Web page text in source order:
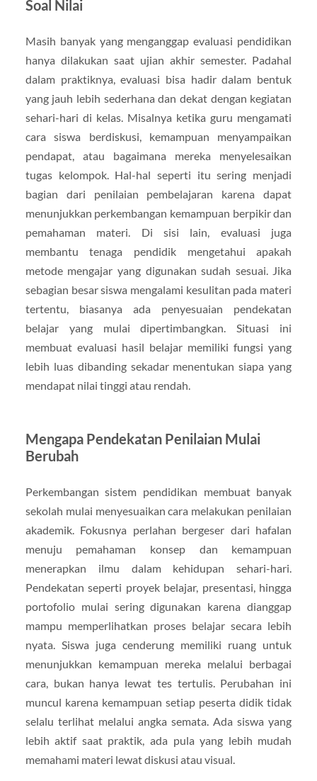
Soal Nilai
Masih banyak yang menganggap evaluasi pendidikan
hanya dilakukan saat ujian akhir semester. Padahal
dalam praktiknya, evaluasi bisa hadir dalam bentuk
yang jauh lebih sederhana dan dekat dengan kegiatan
sehari-hari di kelas. Misalnya ketika guru mengamati
cara siswa berdiskusi, kemampuan menyampaikan
pendapat, atau bagaimana mereka menyelesaikan
tugas kelompok. Hal-hal seperti itu sering menjadi
bagian dari penilaian pembelajaran karena dapat
menunjukkan perkembangan kemampuan berpikir dan
pemahaman materi. Di sisi lain, evaluasi juga
membantu tenaga pendidik mengetahui apakah
metode mengajar yang digunakan sudah sesuai. Jika
sebagian besar siswa mengalami kesulitan pada materi
tertentu, biasanya ada penyesuaian pendekatan
belajar yang mulai dipertimbangkan. Situasi ini
membuat evaluasi hasil belajar memiliki fungsi yang
lebih luas dibanding sekadar menentukan siapa yang
mendapat nilai tinggi atau rendah.
Mengapa Pendekatan Penilaian Mulai
Berubah
Perkembangan sistem pendidikan membuat banyak
sekolah mulai menyesuaikan cara melakukan penilaian
akademik. Fokusnya perlahan bergeser dari hafalan
menuju pemahaman konsep dan kemampuan
menerapkan ilmu dalam kehidupan sehari-hari.
Pendekatan seperti proyek belajar, presentasi, hingga
portofolio mulai sering digunakan karena dianggap
mampu memperlihatkan proses belajar secara lebih
nyata. Siswa juga cenderung memiliki ruang untuk
menunjukkan kemampuan mereka melalui berbagai
cara, bukan hanya lewat tes tertulis. Perubahan ini
muncul karena kemampuan setiap peserta didik tidak
selalu terlihat melalui angka semata. Ada siswa yang
lebih aktif saat praktik, ada pula yang lebih mudah
memahami materi lewat diskusi atau visual.